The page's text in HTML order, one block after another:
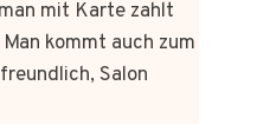
mit Karte zahlt
kommt auch zum
Salon